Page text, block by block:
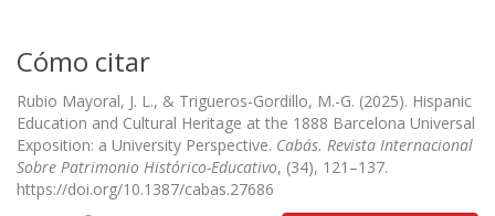
Cómo citar
Rubio Mayoral, J. L., & Trigueros-Gordillo, M.-G. (2025). Hispanic
Education and Cultural Heritage at the 1888 Barcelona Universal
Exposition: a University Perspective. Cabás. Revista Internacional
Sobre Patrimonio Histórico-Educativo, (34), 121–137.
https://doi.org/10.1387/cabas.27686